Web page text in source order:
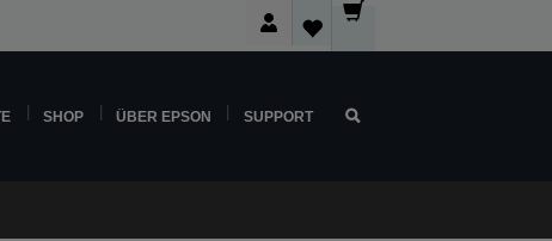
SHOP ÜBER EPSON SUPPORT